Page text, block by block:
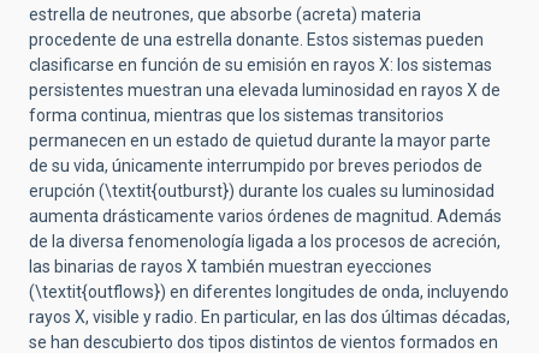
estrella de neutrones, que absorbe (acreta) materia
procedente de una estrella donante. Estos sistemas pueden
clasificarse en función de su emisión en rayos X: los sistemas
persistentes muestran una elevada luminosidad en rayos X de
forma continua, mientras que los sistemas transitorios
permanecen en un estado de quietud durante la mayor parte
de su vida, únicamente interrumpido por breves periodos de
erupción (\textit{outburst}) durante los cuales su luminosidad
aumenta drásticamente varios órdenes de magnitud. Además
de la diversa fenomenología ligada a los procesos de acreción,
las binarias de rayos X también muestran eyecciones
(\textit{outflows}) en diferentes longitudes de onda, incluyendo
rayos X, visible y radio. En particular, en las dos últimas décadas,
se han descubierto dos tipos distintos de vientos formados en